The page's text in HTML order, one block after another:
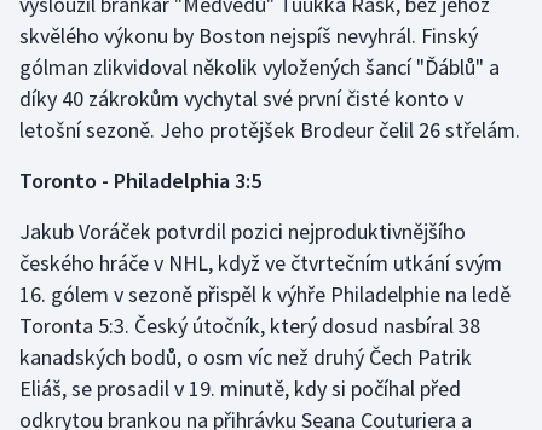
Rychlobruslení
Rychlostní kanoistika
Sportovní střelba
Stolní tenis
Triatlon
Veslování
skvělého výkonu by Boston nejspíš nevyhrál. Finský
gólman zlikvidoval několik vyložených šancí "Ďáblů" a
díky 40 zákrokům vychytal své první čisté konto v
letošní sezoně. Jeho protějšek Brodeur čelil 26 střelám.
Toronto - Philadelphia 3:5
Jakub Voráček potvrdil pozici nejproduktivnějšího
českého hráče v NHL, když ve čtvrtečním utkání svým
16. gólem v sezoně přispěl k výhře Philadelphie na ledě
Toronta 5:3. Český útočník, který dosud nasbíral 38
kanadských bodů, o osm víc než druhý Čech Patrik
Eliáš, se prosadil v 19. minutě, kdy si počíhal před
odkrytou brankou na přihrávku Seana Couturiera a